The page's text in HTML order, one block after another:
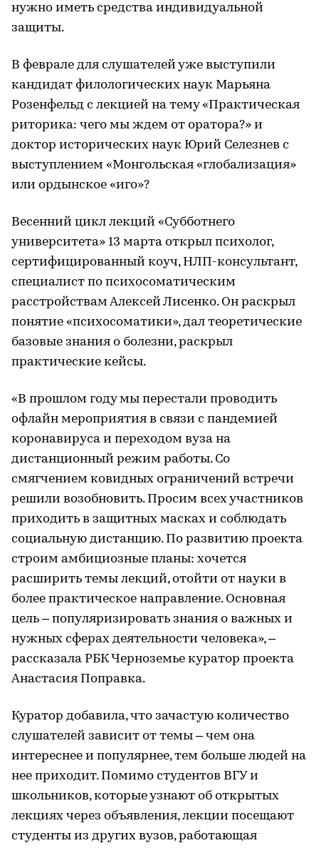
нужно иметь средства индивидуальной
защиты.
В феврале для слушателей уже выступили
кандидат филологических наук Марьяна
Розенфельд с лекцией на тему «Практическая
риторика: чего мы ждем от оратора?» и
доктор исторических наук Юрий Селезнев с
выступлением «Монгольская «глобализация»
или ордынское «иго»?
Весенний цикл лекций «Субботнего
университета» 13 марта открыл психолог,
сертифицированный коуч, НЛП-консультант,
специалист по психосоматическим
расстройствам Алексей Лисенко. Он раскрыл
понятие «психосоматики», дал теоретические
базовые знания о болезни, раскрыл
практические кейсы.
«В прошлом году мы перестали проводить
офлайн мероприятия в связи с пандемией
коронавируса и переходом вуза на
дистанционный режим работы. Со
смягчением ковидных ограничений встречи
решили возобновить. Просим всех участников
приходить в защитных масках и соблюдать
социальную дистанцию. По развитию проекта
строим амбициозные планы: хочется
расширить темы лекций, отойти от науки в
более практическое направление. Основная
цель – популяризировать знания о важных и
нужных сферах деятельности человека», –
рассказала РБК Черноземье куратор проекта
Анастасия Поправка.
Куратор добавила, что зачастую количество
слушателей зависит от темы – чем она
интереснее и популярнее, тем больше людей на
нее приходит. Помимо студентов ВГУ и
школьников, которые узнают об открытых
лекциях через объявления, лекции посещают
студенты из других вузов, работающая